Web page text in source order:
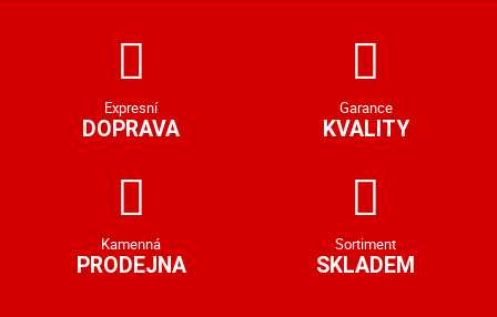
Expresní
DOPRAVA
Garance
KVALITY
Kamenná
PRODEJNA
Sortiment
SKLADEM